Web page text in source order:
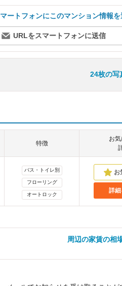
ートフォンにこのマンション情報を
URLをスマートフォンに送信
24枚の写
特徴
お気
バス・トイレ別
フローリング
オートロック
詳細
周辺の家賃の相